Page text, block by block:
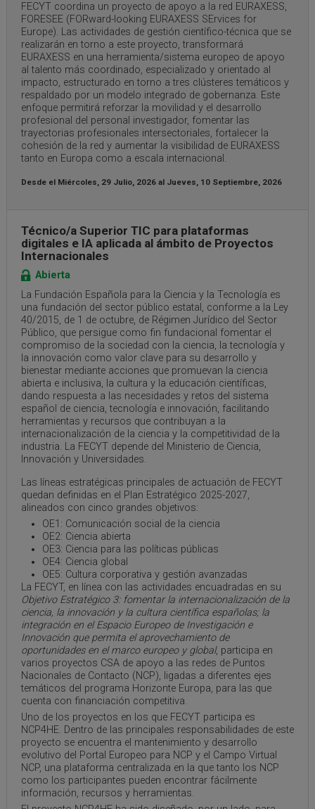
FECYT coordina un proyecto de apoyo a la red EURAXESS,
FORESEE (FORward-looking EURAXESS SErvices for
Europe). Las actividades de gestión científico-técnica que se
realizarán en torno a este proyecto, transformará
EURAXESS en una herramienta/sistema europeo de apoyo
al talento más coordinado, especializado y orientado al
impacto, estructurado en torno a tres clústeres temáticos y
respaldado por un modelo integrado de gobernanza. Este
enfoque permitirá reforzar la movilidad y el desarrollo
profesional del personal investigador, fomentar las
trayectorias profesionales intersectoriales, fortalecer la
cohesión de la red y aumentar la visibilidad de EURAXESS
tanto en Europa como a escala internacional.
Desde el Miércoles, 29 Julio, 2026al Jueves, 10 Septiembre, 2026
Técnico/a Superior TIC para plataformas
digitales e IA aplicada al ámbito de Proyectos
Internacionales
Abierta
La Fundación Española para la Ciencia y la Tecnología es
una fundación del sector público estatal, conforme a la Ley
40/2015, de 1 de octubre, de Régimen Jurídico del Sector
Público, que persigue como fin fundacional fomentar el
compromiso de la sociedad con la ciencia, la tecnología y
la innovación como valor clave para su desarrollo y
bienestar mediante acciones que promuevan la ciencia
abierta e inclusiva, la cultura y la educación científicas,
dando respuesta a las necesidades y retos del sistema
español de ciencia, tecnología e innovación, facilitando
herramientas y recursos que contribuyan a la
internacionalización de la ciencia y la competitividad de la
industria. La FECYT depende del Ministerio de Ciencia,
Innovación y Universidades.
Las líneas estratégicas principales de actuación de FECYT
quedan definidas en el Plan Estratégico 2025-2027,
alineados con cinco grandes objetivos:
OE1: Comunicación social de la ciencia
OE2: Ciencia abierta
OE3: Ciencia para las políticas públicas
OE4: Ciencia global
OE5: Cultura corporativa y gestión avanzadas
La FECYT, en línea con las actividades encuadradas en su
Objetivo Estratégico 3: fomentar la internacionalización de la
ciencia, la innovación y la cultura científica españolas; la
integración en el Espacio Europeo de Investigación e
Innovación que permita el aprovechamiento de
oportunidades en el marco europeo y global, participa en
varios proyectos CSA de apoyo a las redes de Puntos
Nacionales de Contacto (NCP), ligadas a diferentes ejes
temáticos del programa Horizonte Europa, para las que
cuenta con financiación competitiva.
Uno de los proyectos en los que FECYT participa es
NCP4HE. Dentro de las principales responsabilidades de este
proyecto se encuentra el mantenimiento y desarrollo
evolutivo del Portal Europeo para NCP y el Campo Virtual
NCP, una plataforma centralizada en la que tanto los NCP
como los participantes pueden encontrar fácilmente
información, recursos y herramientas.